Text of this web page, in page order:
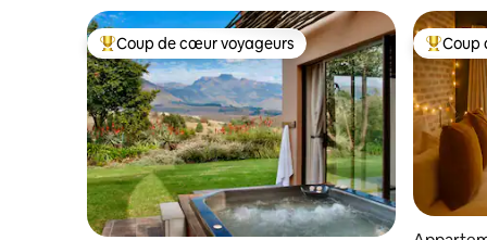
Coups de cœur voyageurs les plus appréciés
Coup de cœur voyageurs Coups
Coup